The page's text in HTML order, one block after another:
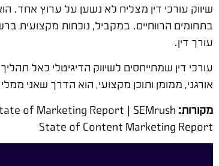
שיווק עורכי דין מצליח לא נשען על ערוץ אחד.
בתחומים הרווחיים. במקביל, נוכחות מקצועית
עורך דין.
עורכי דין שמתייחסים לשיווק הדיגיטלי כאל
אורגני, ממומן ותוכן מקצועי, הוא הדרך שאני
מקורות: of Marketing Report | SEMrush
State of Content Marketing Report